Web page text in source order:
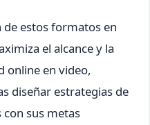
estos formatos en
el alcance y la
online en video,
diseñar estrategias de
sus metas